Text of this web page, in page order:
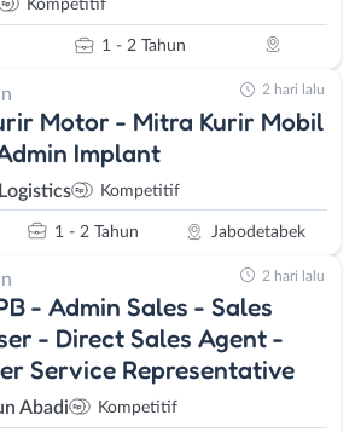
Kompetitif
1 - 2 Tahun
Motor - Mitra Kurir Mobil
Implant
Kompetitif
1 - 2 Tahun Jabodetabek
2 hari lalu
- Admin Sales - Sales
- Direct Sales Agent -
Service Representative
Abadi Kompetitif
2 hari lalu